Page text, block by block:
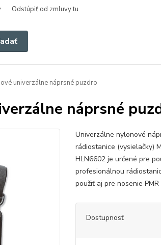
Odstúpiť od zmluvy tu
univerzálne náprsné puzdro
náprsné
Univerzálne nylonové
rádiostanice (vysielačky)
HLN6602 je určené pre
profesionálnou
použiť aj pre nosenie
Dostupnosť